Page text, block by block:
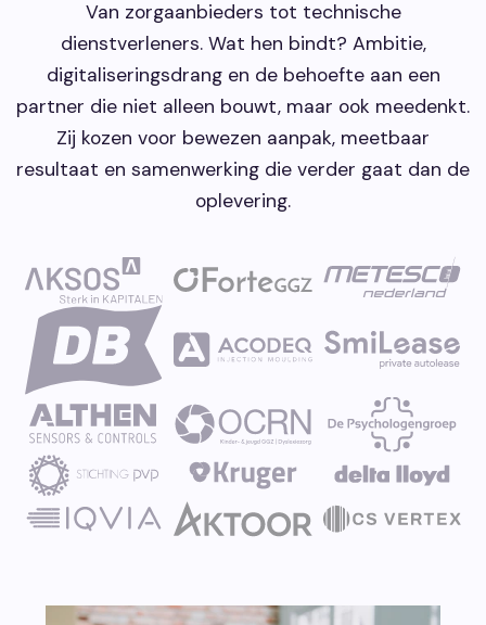
Van zorgaanbieders tot technische
dienstverleners. Wat hen bindt? Ambitie,
digitaliseringsdrang en de behoefte aan een
partner die niet alleen bouwt, maar ook meedenkt.
Zij kozen voor bewezen aanpak, meetbaar
resultaat en samenwerking die verder gaat dan de
oplevering.